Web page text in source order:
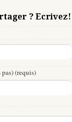
? Ecrivez!
(requis)